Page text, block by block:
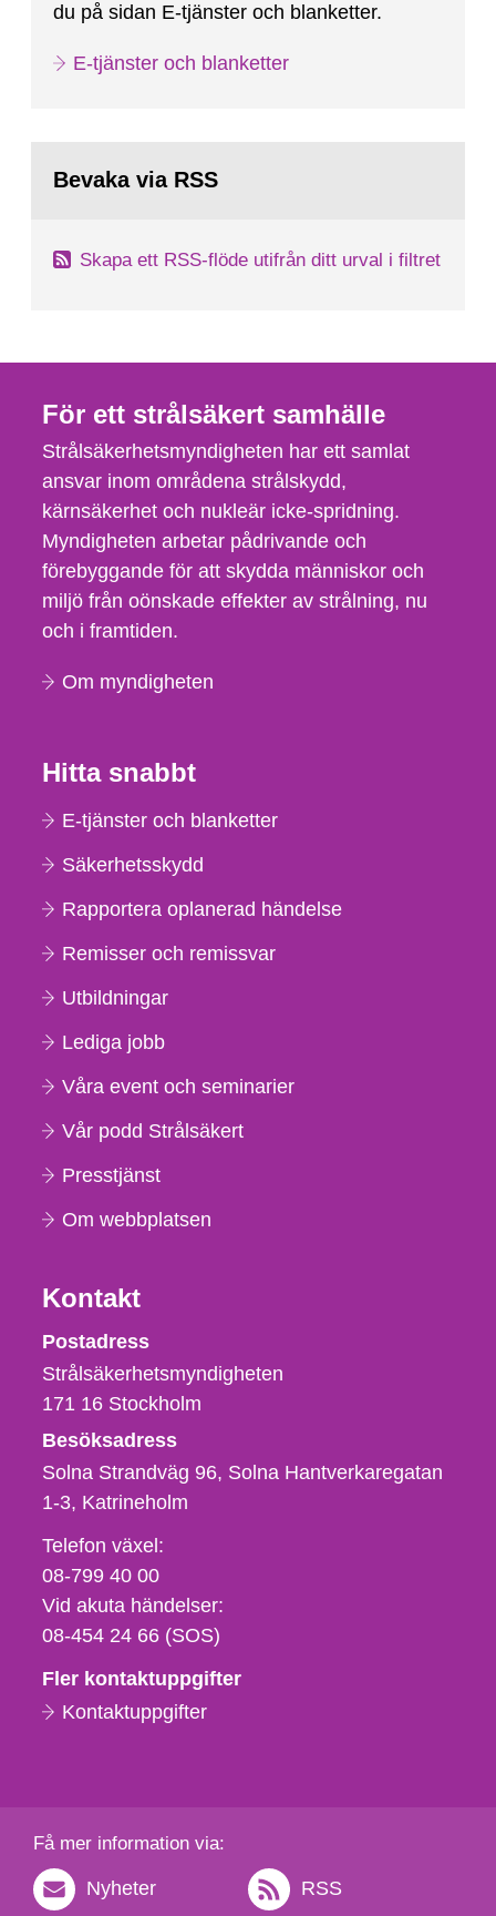
du på sidan E-tjänster och blanketter.
E-tjänster och blanketter
Bevaka via RSS
Skapa ett RSS-flöde utifrån ditt urval i filtret
För ett strålsäkert samhälle
Strålsäkerhetsmyndigheten har ett samlat
ansvar inom områdena strålskydd,
kärnsäkerhet och nukleär icke-spridning.
Myndigheten arbetar pådrivande och
förebyggande för att skydda människor och
miljö från oönskade effekter av strålning, nu
och i framtiden.
Om myndigheten
Hitta snabbt
E-tjänster och blanketter
Säkerhetsskydd
Rapportera oplanerad händelse
Remisser och remissvar
Utbildningar
Lediga jobb
Våra event och seminarier
Vår podd Strålsäkert
Presstjänst
Om webbplatsen
Kontakt
Strålsäkerhetsmyndigheten
Postadress
Strålsäkerhetsmyndigheten
171 16 Stockholm
Besöksadress
Solna Strandväg 96, Solna Hantverkaregatan
1-3 Katrineholm
Telefon,
fax
och
e-
Telefon växel:
08-799 40 00
Vid akuta händelser:
08-454 24 66 (SOS)
Fler kontaktuppgifter
Kontaktuppgifter
Få mer information via:
Nyheter RSS